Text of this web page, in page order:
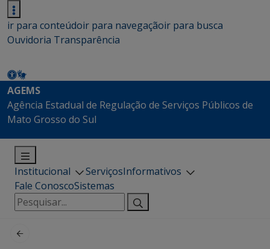
ir para conteúdoir para navegaçãoir para busca
Ouvidoria Transparência
AGEMS
Agência Estadual de Regulação de Serviços Públicos de
Mato Grosso do Sul
Institucional ServiçosInformativos
Fale ConoscoSistemas
Pesquisar
por: